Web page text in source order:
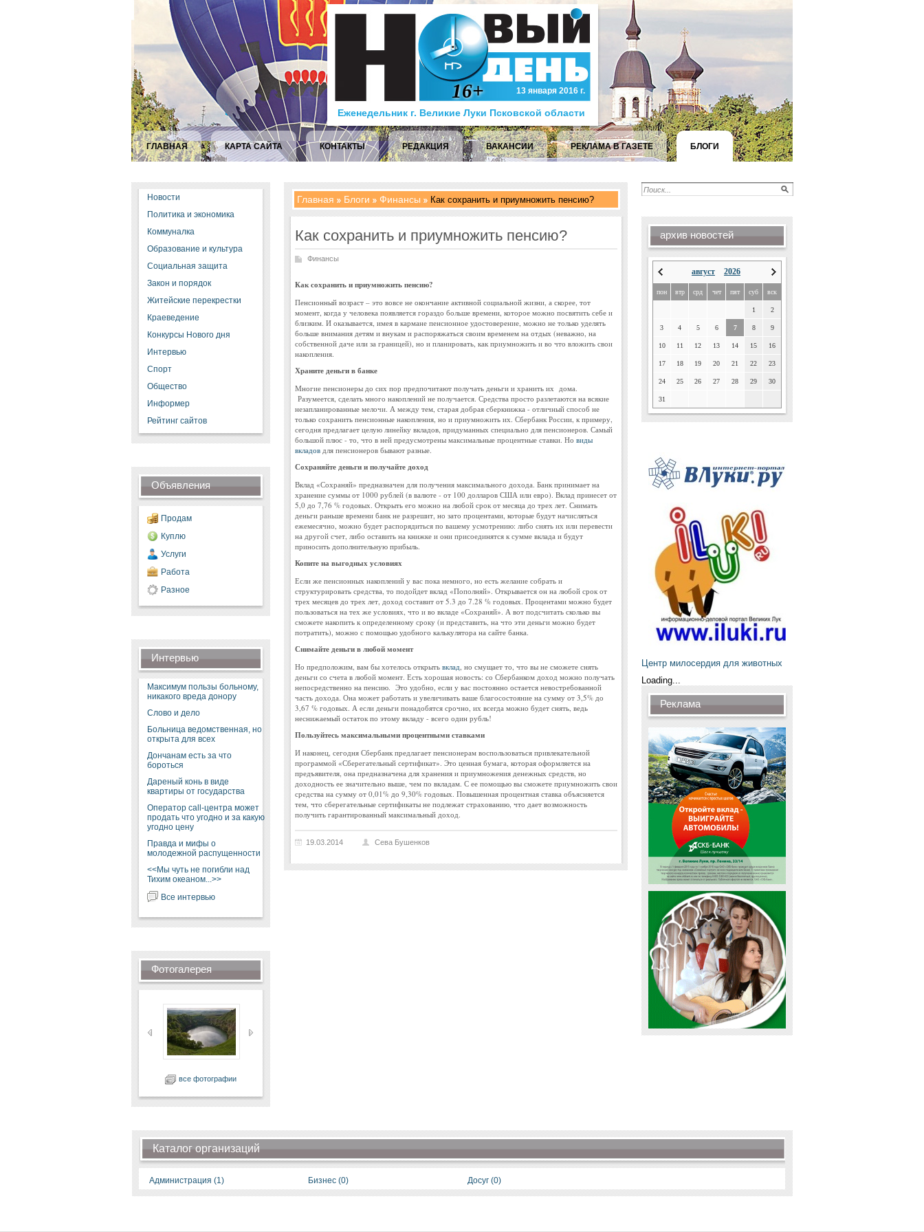
16+ 13 января 2016 г.
Еженедельник г. Великие Луки Псковской области
ГЛАВНАЯ КАРТА САЙТА КОНТАКТЫ РЕДАКЦИЯ ВАКАНСИИ РЕКЛАМА В ГАЗЕТЕ БЛОГИ
Новости
Политика и экономика
Коммуналка
Образование и культура
Социальная защита
Закон и порядок
Житейские перекрестки
Краеведение
Конкурсы Нового дня
Интервью
Спорт
Общество
Информер
Рейтинг сайтов
Объявления
Продам
Куплю
Услуги
Работа
Разное
Интервью
Максимум пользы больному,
никакого вреда донору
Слово и дело
Больница ведомственная, но
открыта для всех
Дончанам есть за что
бороться
Дареный конь в виде
квартиры от государства
Оператор call-центра может
продать что угодно и за какую
угодно цену
Правда и мифы о
молодежной распущенности
<<Мы чуть не погибли над
Тихим океаном...>>
Все интервью
Фотогалерея
все фотографии
Главная Блоги Финансы Как сохранить и приумножить пенсию?
Как сохранить и приумножить пенсию?
Финансы
Как сохранить и приумножить пенсию?
Пенсионный возраст – это вовсе не окончание активной социальной жизни, а скорее, тот
момент, когда у человека появляется гораздо больше времени, которое можно посвятить себе и
близким. И оказывается, имея в кармане пенсионное удостоверение, можно не только уделять
больше внимания детям и внукам и распоряжаться своим временем на отдых (неважно, на
собственной даче или за границей), но и планировать, как приумножить и во что вложить свои
накопления.
Храните деньги в банке
Многие пенсионеры до сих пор предпочитают получать деньги и хранить их дома.
Разумеется, сделать много накоплений не получается. Средства просто разлетаются на всякие
незапланированные мелочи. А между тем, старая добрая сберкнижка - отличный способ не
только сохранить пенсионные накопления, но и приумножить их. Сбербанк России, к примеру,
сегодня предлагает целую линейку вкладов, придуманных специально для пенсионеров. Самый
большой плюс - то, что в ней предусмотрены максимальные процентные ставки. Но виды
вкладовдля пенсионеров бывают разные.
Сохраняйте деньги и получайте доход
Вклад «Сохраняй» предназначен для получения максимального дохода. Банк принимает на
хранение суммы от 1000 рублей (в валюте - от 100 долларов США или евро). Вклад принесет от
5,0 до 7,76 % годовых. Открыть его можно на любой срок от месяца до трех лет. Снимать
деньги раньше времени банк не разрешит, но зато процентами, которые будут начисляться
ежемесячно, можно будет распорядиться по вашему усмотрению: либо снять их или перевести
на другой счет, либо оставить на книжке и они присоединятся к сумме вклада и будут
приносить дополнительную прибыль.
Копите на выгодных условиях
Если же пенсионных накоплений у вас пока немного, но есть желание собрать и
структурировать средства, то подойдет вклад «Пополняй». Открывается он на любой срок от
трех месяцев до трех лет, доход составит от 5.3 до 7.28 % годовых. Процентами можно будет
пользоваться на тех же условиях, что и во вкладе «Сохраняй». А вот подсчитать сколько вы
сможете накопить к определенному сроку (и представить, на что эти деньги можно будет
потратить), можно с помощью удобного калькулятора на сайте банка.
Снимайте деньги в любой момент
Но предположим, вам бы хотелось открыть вклад, но смущает то, что вы не сможете снять
деньги со счета в любой момент. Есть хорошая новость: со Сбербанком доход можно получать
непосредственно на пенсию. Это удобно, если у вас постоянно остается невостребованной
часть дохода. Она может работать и увеличивать ваше благосостояние на сумму от 3,5% до
3,67 % годовых. А если деньги понадобятся срочно, их всегда можно будет снять, ведь
неснижаемый остаток по этому вкладу - всего один рубль!
Пользуйтесь максимальными процентными ставками
И наконец, сегодня Сбербанк предлагает пенсионерам воспользоваться привлекательной
программой «Сберегательный сертификат». Это ценная бумага, которая оформляется на
предъявителя, она предназначена для хранения и приумножения денежных средств, но
доходность ее значительно выше, чем по вкладам. С ее помощью вы сможете приумножить свои
средства на сумму от 0,01% до 9,30% годовых. Повышенная процентная ставка объясняется
тем, что сберегательные сертификаты не подлежат страхованию, что дает возможность
получить гарантированный максимальный доход.
19.03.2014 Сева Бушенков
архив новостей
август 2026
пон втр срд чет пят суб вск
1 2
3 4 5 6 7 8 9
10 11 12 13 14 15 16
17 18 19 20 21 22 23
24 25 26 27 28 29 30
31
Центр милосердия для животных
Loading...
Реклама
Каталог организаций
Администрация (1) Бизнес (0) Досуг (0)